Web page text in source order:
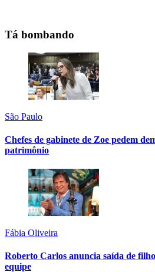
Tá bombando
São Paulo
Chefes de gabinete de Zoe pedem
patrimônio
Fábia Oliveira
Roberto Carlos anuncia saída de
equipe